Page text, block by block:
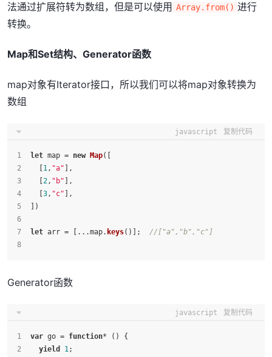
法通过扩展符转为数组，但是可以使用 Array.from() 进行
转换。
Map和Set结构、Generator函数
map对象有Iterator接口，所以我们可以将map对象转换为
数组
javascript 复制代码
let map = new Map([
1, "a" ],
2, "b" ],
3, "c" ],
])
let arr = [...map. keys()]; //["a","b","c"]
Generator函数
javascript 复制代码
var go = function* () {
yield
1;